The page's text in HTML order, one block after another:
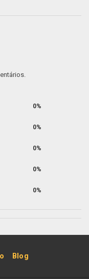
0%
0%
0%
0%
0%
Blog